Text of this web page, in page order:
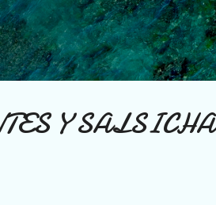
al contenido principal
Y SALSICHA